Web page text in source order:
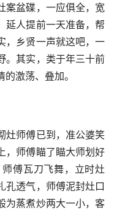
案盆碟，一应俱全，宽
延人提前一天准备，帮
，乡贤一声就这吧，一
。其实，类于年三十前
激荡、叠加。
灶师傅已到，准公婆笑
，师傅瞄了瞄大师划好
傅瓦刀飞舞，立时灶
孔透气，师傅泥封灶口
为蒸煮炒两大一小，客